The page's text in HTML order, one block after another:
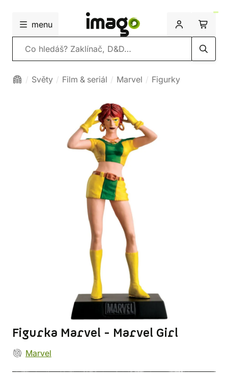
menu
Vyhledávání
Světy Film & seriál Marvel Figurky
Figurka Marvel - Marvel Girl
Marvel